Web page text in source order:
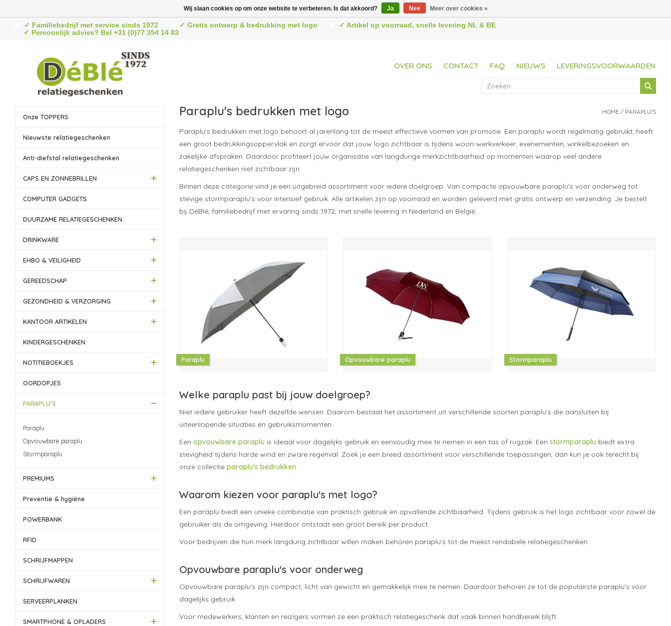
✓ Familiebedrijf met service sinds 1972 ✓ Gratis ontwerp & bedrukking met logo
✓ Artikel op voorraad, snelle levering NL & BE
✓ Persoonlijk advies? Bel +31 (0)77 354 14 83
OVER ONS CONTACT FAQ NIEUWS LEVERINGSVOORWAARDEN
Onze TOPPERS
Nieuwste relatiegeschenken
Anti-diefstal relatiegeschenken
CAPS EN ZONNEBRILLEN
COMPUTER GADGETS
DUURZAME RELATIEGESCHENKEN
DRINKWARE
EHBO & VEILIGHEID
GEREEDSCHAP
GEZONDHEID & VERZORGING
KANTOOR ARTIKELEN
KINDERGESCHENKEN
NOTITIEBOEKJES
OORDOPJES
PARAPLU'S
Paraplu
Opvouwbare paraplu
Stormparaplu
PREMIUMS
Preventie & hygiëne
POWERBANK
RFID
SCHRIJFMAPPEN
SCHRIJFWAREN
SERVEERPLANKEN
SMARTPHONE & OPLADERS
Paraplu's bedrukken met logo HOME / PARAPLU'S
Paraplu's bedrukken met logo behoort al jarenlang tot de meest effectieve vormen van promotie. Een paraplu wordt regelmatig gebruikt, heeft
een groot bedrukkingsoppervlak en zorgt ervoor dat jouw logo zichtbaar is tijdens woon-werkverkeer, evenementen, winkelbezoeken en
zakelijke afspraken. Daardoor profiteert jouw organisatie van langdurige merkzichtbaarheid op momenten waarop veel andere
relatiegeschenken niet zichtbaar zijn.
Binnen deze categorie vind je een uitgebreid assortiment voor iedere doelgroep. Van compacte opvouwbare paraplu's voor onderweg tot
stevige stormparaplu's voor intensief gebruik. Alle artikelen zijn op voorraad en worden geleverd met gratis ontwerp en verzending. Je bestelt
bij DéBlé, familiebedrijf met ervaring sinds 1972, met snelle levering in Nederland en België.
Paraplu Opvouwbare paraplu Stormparaplu
Welke paraplu past bij jouw doelgroep?
Niet iedere gebruiker heeft dezelfde wensen. Daarom bestaat het assortiment uit verschillende soorten paraplu's die aansluiten bij
uiteenlopende situaties en gebruiksmomenten.
Een opvouwbare paraplu is ideaal voor dagelijks gebruik en eenvoudig mee te nemen in een tas of rugzak. Een stormparaplu biedt extra
stevigheid tijdens harde wind en zware regenval. Zoek je een breed assortiment voor verschillende toepassingen, dan kun je ook terecht bij
onze collectie paraplu's bedrukken
Waarom kiezen voor paraplu's met logo?
Een paraplu biedt een unieke combinatie van praktisch gebruik en opvallende zichtbaarheid. Tijdens gebruik is het logo zichtbaar voor zowel de
gebruiker als de omgeving. Hierdoor ontstaat een groot bereik per product.
Voor bedrijven die hun merk langdurig zichtbaar willen maken behoren paraplu's tot de meest rendabele relatiegeschenken.
Opvouwbare paraplu's voor onderweg
Opvouwbare paraplu's zijn compact, licht van gewicht en gemakkelijk mee te nemen. Daardoor behoren ze tot de populairste paraplu's voor
dagelijks gebruik.
Voor medewerkers, klanten en reizigers vormen ze een praktisch relatiegeschenk dat vaak binnen handbereik blijft.
Wij slaan cookies op om onze website te verbeteren. Is dat akkoord? Ja Nee Meer over cookies »